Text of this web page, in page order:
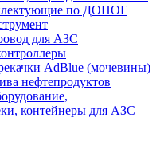
по ДОПОГ
для АЗС
AdBlue (мочевины)
нефтепродуктов
контейнеры для АЗС